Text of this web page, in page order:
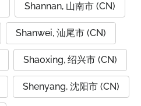
Shannan, 山南市 (CN)
Shanwei, 汕尾市 (CN)
Shaoxing, 绍兴市 (CN)
Shenyang, 沈阳市 (CN)